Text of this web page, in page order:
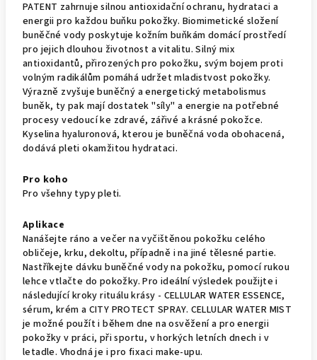
PATENT zahrnuje silnou antioxidační ochranu, hydrataci a
energii pro každou buňku pokožky. Biomimetické složení
buněčné vody poskytuje kožním buňkám domácí prostředí
pro jejich dlouhou životnost a vitalitu. Silný mix
antioxidantů, přirozených pro pokožku, svým bojem proti
volným radikálům pomáhá udržet mladistvost pokožky.
Výrazně zvyšuje buněčný a energetický metabolismus
buněk, ty pak mají dostatek "síly" a energie na potřebné
procesy vedoucí ke zdravé, zářivé a krásné pokožce.
Kyselina hyaluronová, kterou je buněčná voda obohacená,
dodává pleti okamžitou hydrataci.
Pro koho
Pro všehny typy pleti.
Aplikace
Nanášejte ráno a večer na vyčištěnou pokožku celého
obličeje, krku, dekoltu, případně i na jiné tělesné partie.
Nastříkejte dávku buněčné vody na pokožku, pomocí rukou
lehce vtlačte do pokožky. Pro ideální výsledek použijte i
následující kroky rituálu krásy - CELLULAR WATER ESSENCE,
sérum, krém a CITY PROTECT SPRAY. CELLULAR WATER MIST
je možné použít i během dne na osvěžení a pro energii
pokožky v práci, při sportu, v horkých letních dnech i v
letadle. Vhodná je i pro fixaci make-upu.